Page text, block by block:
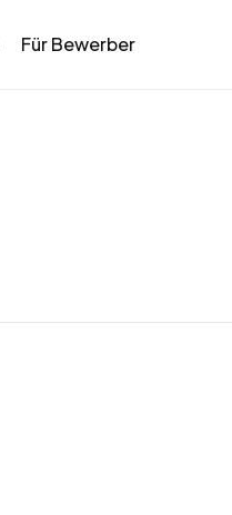
Für Bewerber